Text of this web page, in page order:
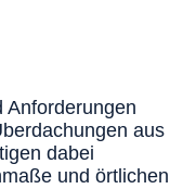
Anforderungen
aus
dabei
und örtlichen